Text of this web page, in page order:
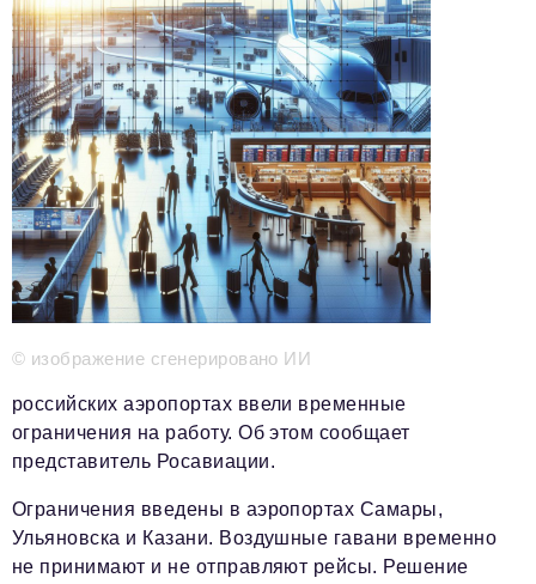
Видео
Телефон редакции:+7 495 727-01-67
Электронные почты редакции:
Информационный отдел
info@business-magazine.online
Отдел рекламы
reklama@business-magazine.online
Отдел распространения/редакционная подписка
podpiska@business-magazine.online
Отдел по работе с партнерами
partner@business-magazine.online
© изображение сгенерировано ИИ
российских аэропортах ввели временные
ограничения на работу. Об этом сообщает
представитель Росавиации.
Ограничения введены в аэропортах Самары,
Ульяновска и Казани. Воздушные гавани временно
не принимают и не отправляют рейсы. Решение